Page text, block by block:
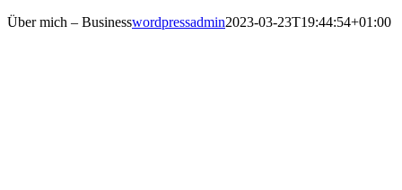
Über mich – Businesswordpressadmin2023-03-23T19:44:54+01:00